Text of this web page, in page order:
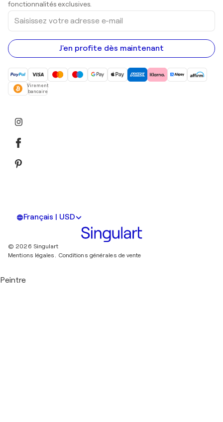
fonctionnalités exclusives.
Saisissez
votre
adresse
e-
mail
J'en profite dès maintenant
Virement
bancaire
Français | USD
© 2026 Singulart
Mentions légales. Conditions générales de vente
Peintre